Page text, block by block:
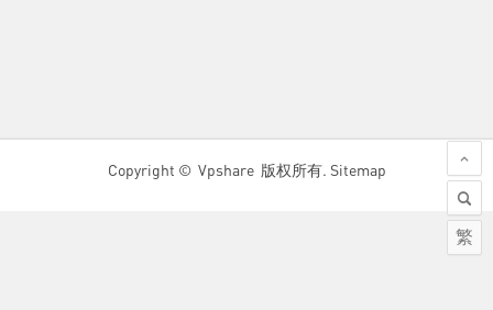
Copyright © Vpshare 版权所有. Sitemap
繁